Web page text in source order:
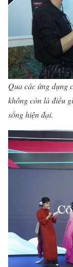
Qua các ứng dụng
không còn là điều
sống hiện đại.